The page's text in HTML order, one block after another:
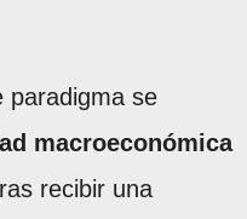
paradigma se
macroeconómica
recibir una